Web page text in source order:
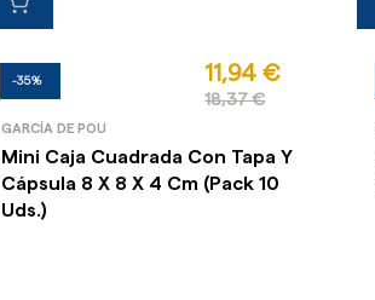
-35% 11,94 €
18,37 €
GARCÍA DE POU
Mini Caja Cuadrada Con Tapa Y
Cápsula 8 X 8 X 4 Cm (Pack 10
Uds.)